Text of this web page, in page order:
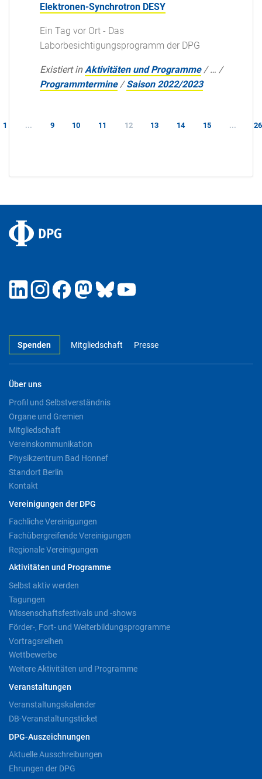
Elektronen-Synchrotron DESY
Ein Tag vor Ort - Das
Laborbesichtigungsprogramm der DPG
Existiert in Aktivitäten und Programme /… /
Programmtermine /Saison 2022/2023
1 ... 9 10 11 12 13 14 15 ... 26
Spenden Mitgliedschaft Presse
Über uns
Profil und Selbstverständnis
Organe und Gremien
Mitgliedschaft
Vereinskommunikation
Physikzentrum Bad Honnef
Standort Berlin
Kontakt
Vereinigungen der DPG
Fachliche Vereinigungen
Fachübergreifende Vereinigungen
Regionale Vereinigungen
Aktivitäten und Programme
Selbst aktiv werden
Tagungen
Wissenschaftsfestivals und -shows
Förder-, Fort- und Weiterbildungsprogramme
Vortragsreihen
Wettbewerbe
Weitere Aktivitäten und Programme
Veranstaltungen
Veranstaltungskalender
DB-Veranstaltungsticket
DPG-Auszeichnungen
Aktuelle Ausschreibungen
Ehrungen der DPG